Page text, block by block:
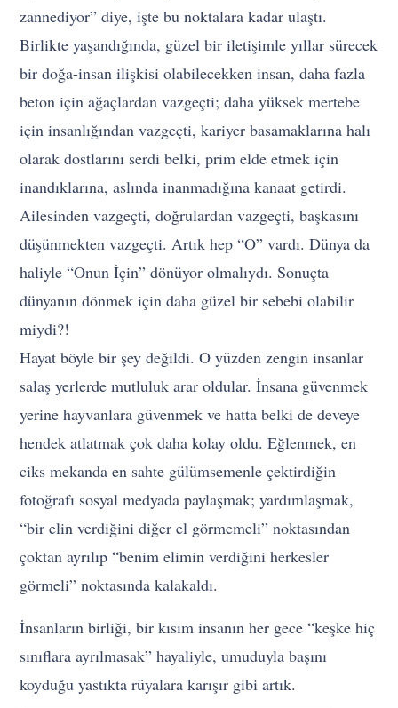
zannediyor” diye, işte bu noktalara kadar ulaştı.
Birlikte yaşandığında, güzel bir iletişimle yıllar sürecek
bir doğa-insan ilişkisi olabilecekken insan, daha fazla
beton için ağaçlardan vazgeçti; daha yüksek mertebe
için insanlığından vazgeçti, kariyer basamaklarına halı
olarak dostlarını serdi belki, prim elde etmek için
inandıklarına, aslında inanmadığına kanaat getirdi.
Ailesinden vazgeçti, doğrulardan vazgeçti, başkasını
düşünmekten vazgeçti. Artık hep “O” vardı. Dünya da
haliyle “Onun İçin” dönüyor olmalıydı. Sonuçta
dünyanın dönmek için daha güzel bir sebebi olabilir
miydi?!
Hayat böyle bir şey değildi. O yüzden zengin insanlar
salaş yerlerde mutluluk arar oldular. İnsana güvenmek
yerine hayvanlara güvenmek ve hatta belki de deveye
hendek atlatmak çok daha kolay oldu. Eğlenmek, en
ciks mekanda en sahte gülümsemenle çektirdiğin
fotoğrafı sosyal medyada paylaşmak; yardımlaşmak,
“bir elin verdiğini diğer el görmemeli” noktasından
çoktan ayrılıp “benim elimin verdiğini herkesler
görmeli” noktasında kalakaldı.
İnsanların birliği, bir kısım insanın her gece “keşke hiç
sınıflara ayrılmasak” hayaliyle, umuduyla başını
koyduğu yastıkta rüyalara karışır gibi artık.